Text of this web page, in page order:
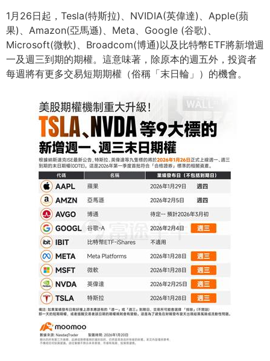
1⽉26⽇起，Tesla(特斯拉)、NVIDIA(英偉達)、Apple(蘋
果)、Amazon(亞⾺遜)、Meta、Google (⾕歌)、
Microsoft(微軟)、Broadcom(博通)以及⽐特幣ETF將新增週
⼀及週三到期的期權。這意味著，除原本的週五外，投資者
每週將有更多交易短期期權（俗稱「末⽇輪」）的機會。